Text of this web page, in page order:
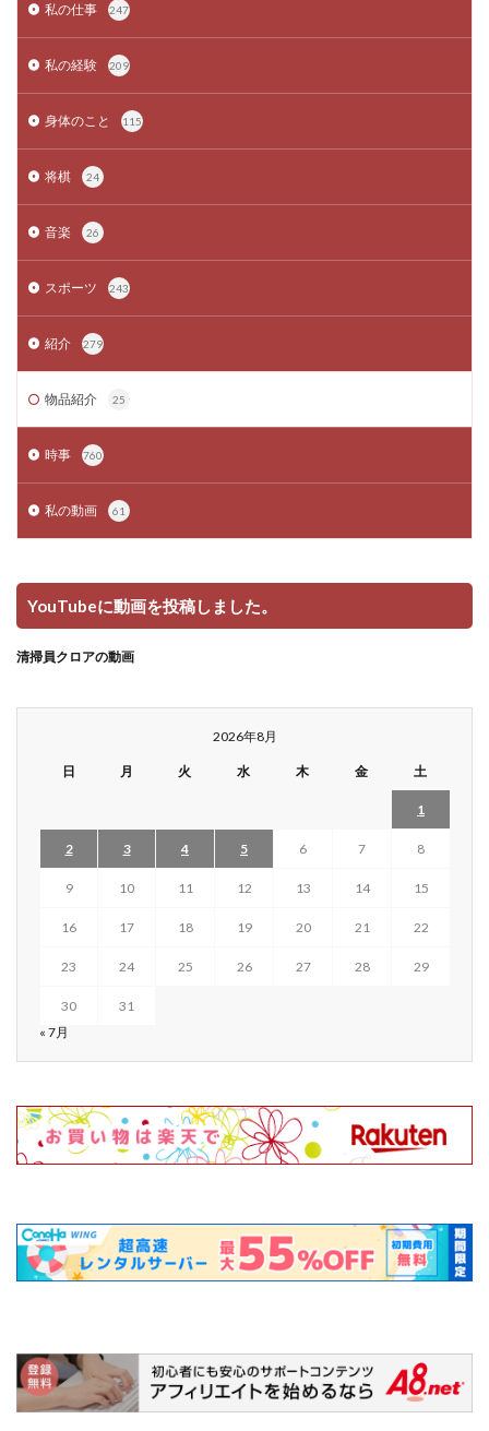
私の仕事 247
私の経験 209
身体のこと 115
将棋 24
音楽 26
スポーツ 243
紹介 279
物品紹介 25
時事 760
私の動画 61
YouTubeに動画を投稿しました。
清掃員クロアの動画
2026年8月
日 月 火 水 木 金 土
1
2 3 4 5 6 7 8
9 10 11 12 13 14 15
16 17 18 19 20 21 22
23 24 25 26 27 28 29
30
31
« 7月